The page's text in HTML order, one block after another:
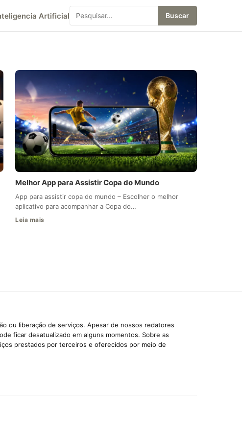
Artificial Buscar
Melhor App para Assistir Copa do Mundo
App para assistir copa do mundo – Escolher o melhor
aplicativo para acompanhar a Copa do…
Leia mais
ou liberação de serviços. Apesar de nossos redatores
ficar desatualizado em alguns momentos. Sobre as
prestados por terceiros e oferecidos por meio de